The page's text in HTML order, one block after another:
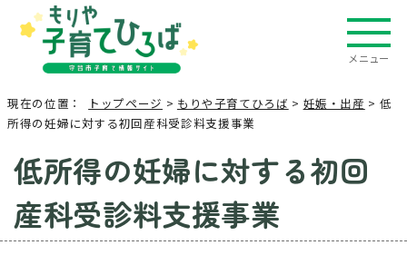
メニュー
現在の位置： トップページ > もりや子育てひろば > 妊娠・出産 > 低
所得の妊婦に対する初回産科受診料支援事業
低所得の妊婦に対する初回
産科受診料支援事業